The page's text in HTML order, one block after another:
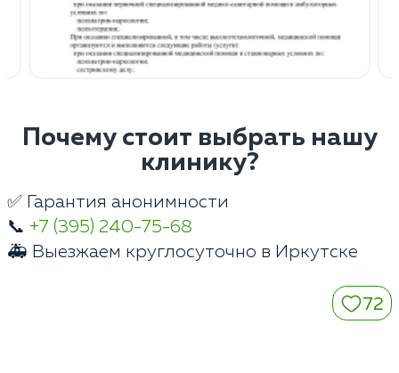
Почему стоит выбрать нашу
клинику?
✅ Гарантия анонимности
📞 +7 (395) 240-75-68
🚑 Выезжаем круглосуточно в Иркутске
72